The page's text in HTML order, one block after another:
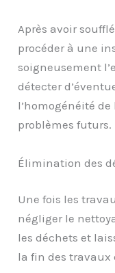
Après avoir
procéder à une
soigneusement
détecter
l’homogénéité
problèmes futurs.
Élimination des
Une fois les
négliger le
les déchets et
la fin des travaux